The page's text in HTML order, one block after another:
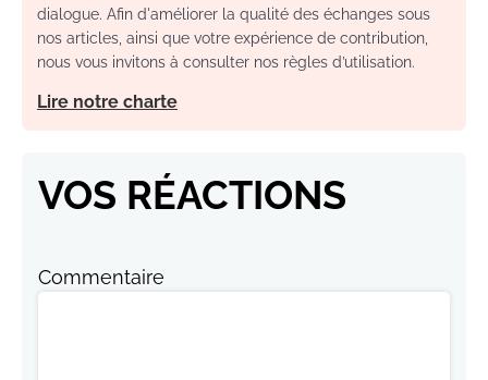
dialogue. Afin d'améliorer la qualité des échanges sous
nos articles, ainsi que votre expérience de contribution,
nous vous invitons à consulter nos règles d’utilisation.
Lire notre charte
VOS RÉACTIONS
Commentaire